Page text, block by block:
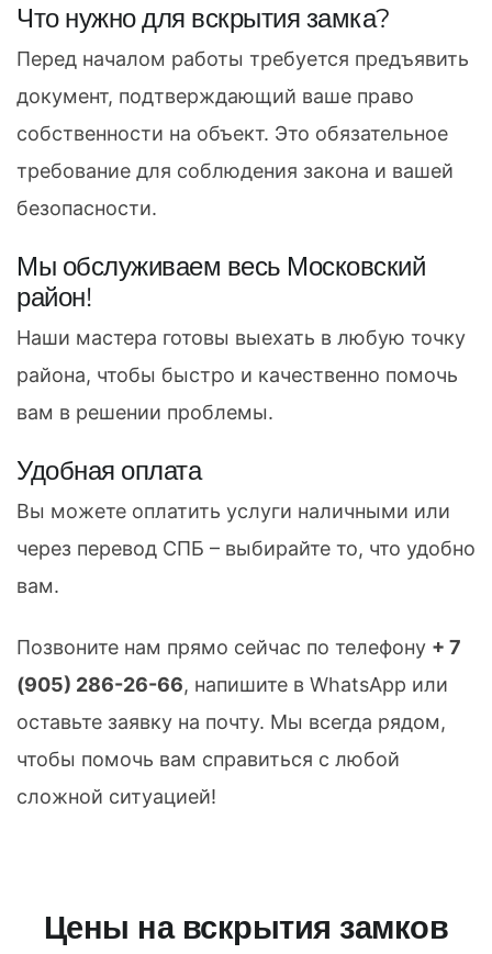
Что нужно для вскрытия замка?
Перед началом работы требуется предъявить
документ, подтверждающий ваше право
собственности на объект. Это обязательное
требование для соблюдения закона и вашей
безопасности.
Мы обслуживаем весь Московский
район!
Наши мастера готовы выехать в любую точку
района, чтобы быстро и качественно помочь
вам в решении проблемы.
Удобная оплата
Вы можете оплатить услуги наличными или
через перевод СПБ – выбирайте то, что удобно
вам.
Позвоните нам прямо сейчас по телефону + 7
(905) 286-26-66, напишите в WhatsApp или
оставьте заявку на почту. Мы всегда рядом,
чтобы помочь вам справиться с любой
сложной ситуацией!
Цены на вскрытия замков